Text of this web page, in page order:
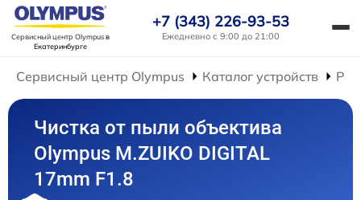
Сервисный центр Olympusв
Екатеринбурге
+7 (343) 226-93-53
Ежедневно с 9:00 до 21:00
Сервисный центр Olympus Каталог устройств
Чистка от пыли объектива
Olympus M.ZUIKO DIGITAL
17mm F1.8